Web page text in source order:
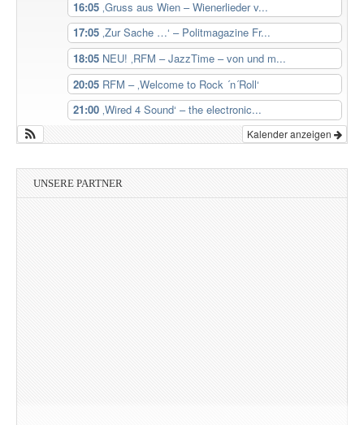
16:05 ‚Gruss aus Wien – Wienerlieder v...
17:05 ‚Zur Sache …‘ – Politmagazine Fr...
18:05 NEU! ‚RFM – JazzTime – von und m...
20:05 RFM – ‚Welcome to Rock ´n´Roll‘
21:00 ‚Wired 4 Sound‘ – the electronic...
Kalender anzeigen
UNSERE PARTNER